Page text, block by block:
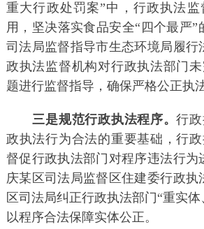
重大行政处罚案”中，行政执法
用，坚决落实食品安全“四个最严”
司法局监督指导市生态环境局履行
政执法监督机构对行政执法部门
题进行监督指导，确保严格公正执法
三是规范行政执法程序。行
政执法行为合法的重要基础，行
督促行政执法部门对程序违法行为
庆某区司法局监督区住建委行政执
区司法局纠正行政执法部门“重实体
以程序合法保障实体公正。